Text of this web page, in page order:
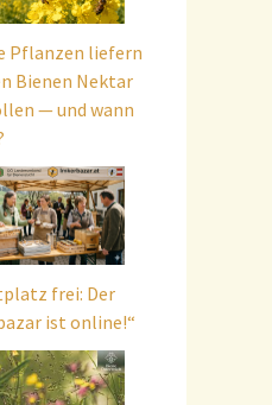
Pflanzen liefern
Bienen Nektar
— und wann
frei: Der
ist online!“